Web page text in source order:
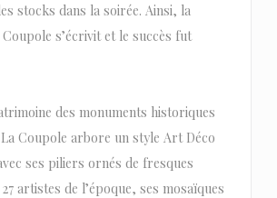
stocks dans la soirée. Ainsi, la
Coupole s’écrivit et le succès fut
des monuments historiques
Coupole arbore un style Art Déco
ses piliers ornés de fresques
artistes de l’époque, ses mosaïques